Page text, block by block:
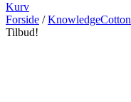
Kurv
Forside /KnowledgeCotton
Tilbud!